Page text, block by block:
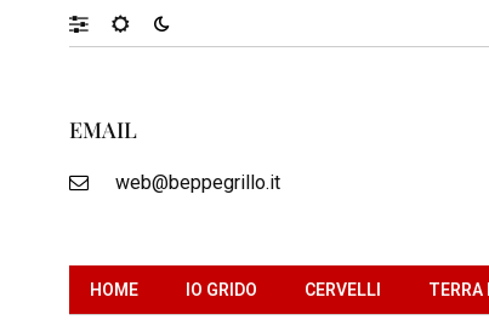
EMAIL
web@beppegrillo.it
HOME IO GRIDO CERVELLI TERRA